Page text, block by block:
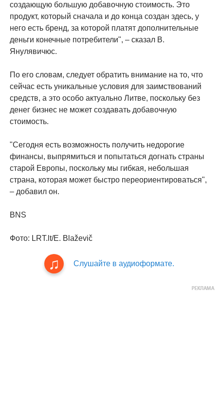
создающую большую добавочную стоимость. Это
продукт, который сначала и до конца создан здесь, у
него есть бренд, за которой платят дополнительные
деньги конечные потребители", – сказал В.
Янулявичюс.
По его словам, следует обратить внимание на то, что
сейчас есть уникальные условия для заимствований
средств, а это особо актуально Литве, поскольку без
денег бизнес не может создавать добавочную
стоимость.
"Сегодня есть возможность получить недорогие
финансы, выпрямиться и попытаться догнать страны
старой Европы, поскольку мы гибкая, небольшая
страна, которая может быстро переориентироваться",
– добавил он.
BNS
Фото: LRT.lt/E. Blaževič
Слушайте в аудиоформате.